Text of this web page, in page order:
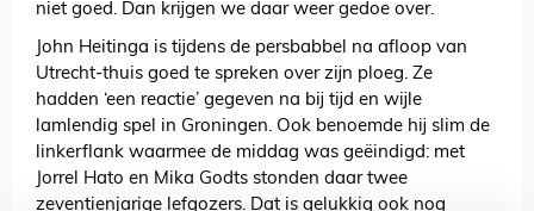
niet goed. Dan krijgen we daar weer gedoe over.
John Heitinga is tijdens de persbabbel na afloop van
Utrecht-thuis goed te spreken over zijn ploeg. Ze
hadden ‘een reactie’ gegeven na bij tijd en wijle
lamlendig spel in Groningen. Ook benoemde hij slim de
linkerflank waarmee de middag was geëindigd: met
Jorrel Hato en Mika Godts stonden daar twee
zeventienjarige lefgozers. Dat is gelukkig ook nog